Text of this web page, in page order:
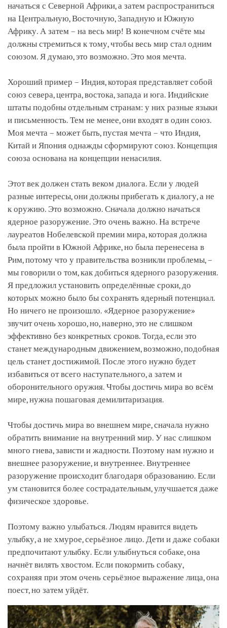
начаться с Северной Африки, а затем распространиться
на Центральную, Восточную, Западную и Южную
Африку. А затем – на весь мир! В конечном счёте мы
должны стремиться к тому, чтобы весь мир стал одним
союзом. Я думаю, это возможно. Это моя мечта.
Хороший пример – Индия, которая представляет собой
союз севера, центра, востока, запада и юга. Индийские
штаты подобны отдельным странам: у них разные языки
и письменность. Тем не менее, они входят в один союз.
Моя мечта – может быть, пустая мечта – что Индия,
Китай и Япония однажды сформируют союз. Концепция
союза основана на концепции ненасилия.
Этот век должен стать веком диалога. Если у людей
разные интересы, они должны прибегать к диалогу, а не
к оружию. Это возможно. Сначала должно начаться
ядерное разоружение. Это очень важно. На встрече
лауреатов Нобелевской премии мира, которая должна
была пройти в Южной Африке, но была перенесена в
Рим, потому что у правительства возникли проблемы, –
мы говорили о том, как добиться ядерного разоружения.
Я предложил установить определённые сроки, до
которых можно было бы сохранять ядерный потенциал.
Но ничего не произошло. «Ядерное разоружение»
звучит очень хорошо, но, наверно, это не слишком
эффективно без конкретных сроков. Тогда, если это
станет международным движением, возможно, подобная
цель станет достижимой. После этого нужно будет
избавиться от всего наступательного, а затем и
оборонительного оружия. Чтобы достичь мира во всём
мире, нужна пошаговая демилитаризация.
Чтобы достичь мира во внешнем мире, сначала нужно
обратить внимание на внутренний мир. У нас слишком
много гнева, зависти и жадности. Поэтому нам нужно и
внешнее разоружение, и внутреннее. Внутреннее
разоружение происходит благодаря образованию. Если
ум становится более сострадательным, улучшается даже
физическое здоровье.
Поэтому важно улыбаться. Людям нравится видеть
улыбку, а не хмурое, серьёзное лицо. Дети и даже собаки
предпочитают улыбку. Если улыбнуться собаке, она
начнёт вилять хвостом. Если покормить собаку,
сохраняя при этом очень серьёзное выражение лица, она
поест, но затем уйдёт.